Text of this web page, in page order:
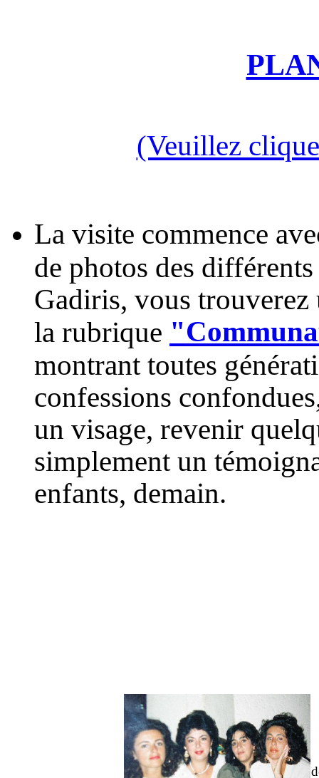
(Veuillez
La visite commence
de photos des
Gadiris, vous
la rubrique
montrant toutes
confessions
un visage, revenir
simplement un
enfants, demain.